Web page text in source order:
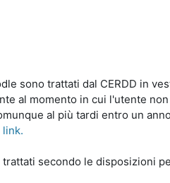
sono trattati dal CERDD in
al momento in cui l'utente
al più tardi entro un
link.
secondo le disposizioni